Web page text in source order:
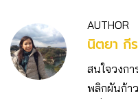
AUTHOR
นิตยา กี
สนใจวงกา
พลิกผันก้า